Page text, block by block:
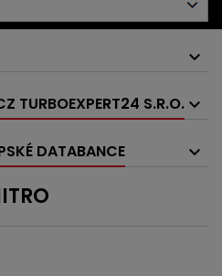
TURBOEXPERT24 S.R.O.
DATABANCE